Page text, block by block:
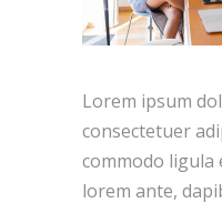
Lorem ipsum
consectetuer
commodo ligula
lorem ante,